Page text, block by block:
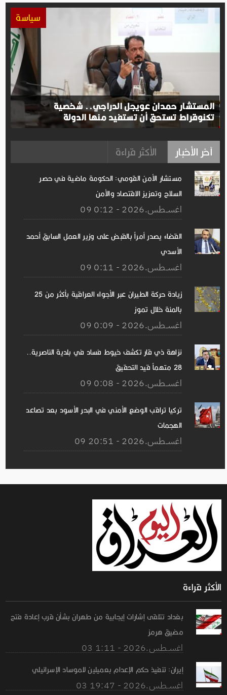
سياسة
المستشار حمدان عويجل الدراجي.. شخصية
تكنوقراط تستحق أن تستفيد منها الدولة
آخر الأخبار الأكثر قراءة
مستشار الأمن القومي: الحكومة ماضية في حصر
السلاح وتعزيز الاقتصاد والأمن
09 اغســطس.2026 - 0:12
القضاء يصدر أمراً بالقبض على وزير العمل السابق أحمد
الأسدي
09 اغســطس.2026 - 0:11
زيادة حركة الطيران عبر الأجواء العراقية بأكثر من 25
بالمئة خلال تموز
09 اغســطس.2026 - 0:09
نزاهة ذي قار تكشف خيوط فساد في بلدية الناصرية..
28 متهماً قيد التحقيق
09 اغســطس.2026 - 0:08
تركيا تراقب الوضع الأمني ​​في البحر الأسود بعد تصاعد
الهجمات
09 اغســطس.2026 - 20:51
الأكثر قراءة
بغداد تتلقى إشارات إيجابية من طهران بشأن قرب إعادة فتح
مضيق هرمز
03 اغســطس.2026 - 1:11
إيران: تنفيذ حكم الإعدام بعميلين للموساد الإسرائيلي
03 اغســطس.2026 - 19:47